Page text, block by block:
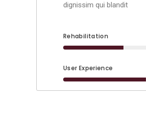
dignissim qui blandit
Rehabilitation
User Experience